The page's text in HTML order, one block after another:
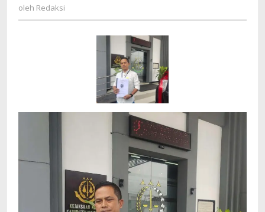
Sadar
Tengah
pada
Kejari
oleh Redaksi